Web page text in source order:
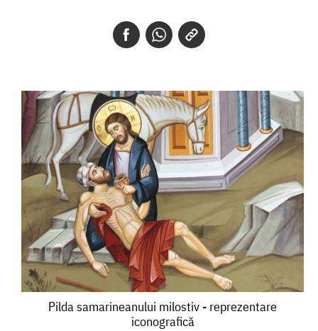
PildaPilda samarineanului milostiv - reprezentare
iconografică